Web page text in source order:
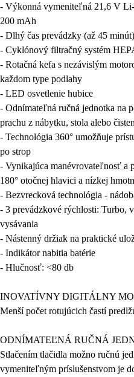
- Výkonná vymeniteľná 21,6 V
200 mAh
- Dlhý čas prevádzky (až 45
- Cyklónový filtračný systém
- Rotačná kefa s nezávislým
každom type podlahy
- LED osvetlenie hubice
- Odnímateľná ručná jednotka na
prachu z nábytku, stola alebo
- Technológia 360° umožňuje
po strop
- Vynikajúca manévrovateľnosť a
180° otočnej hlavici a nízkej
- Bezvrecková technológia -
- 3 prevádzkové rýchlosti: Turbo,
vysávania
- Nástenný držiak na praktické
- Indikátor nabitia batérie
- Hlučnosť: <80 db
INOVATÍVNY DIGITÁLNY
Menší počet rotujúcich častí
ODNÍMATEĽNÁ RUČNÁ
Stlačením tlačidla možno ručnú
vymeniteľným príslušenstvom je